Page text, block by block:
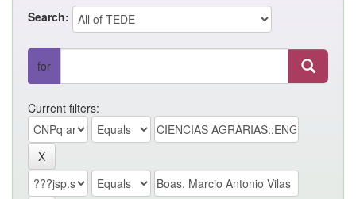
Search:
for
Current filters: